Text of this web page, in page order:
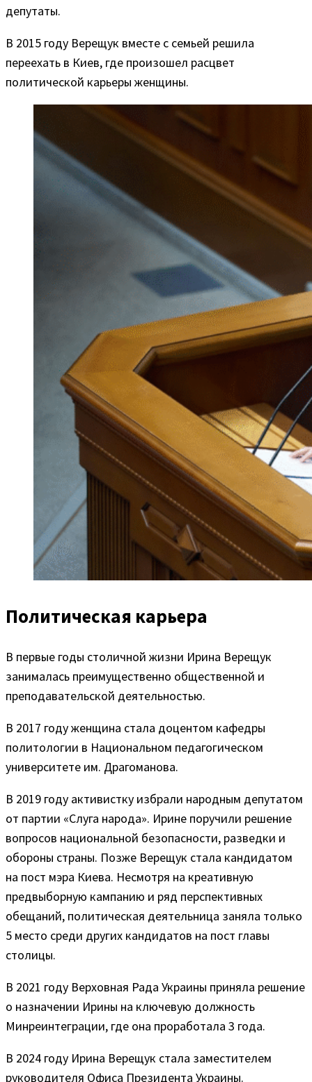
депутаты.
В 2015 году Верещук вместе с семьей решила
переехать в Киев, где произошел расцвет
политической карьеры женщины.
Политическая карьера
В первые годы столичной жизни Ирина Верещук
занималась преимущественно общественной и
преподавательской деятельностью.
В 2017 году женщина стала доцентом кафедры
политологии в Национальном педагогическом
университете им. Драгоманова.
В 2019 году активистку избрали народным депутатом
от партии «Слуга народа». Ирине поручили решение
вопросов национальной безопасности, разведки и
обороны страны. Позже Верещук стала кандидатом
на пост мэра Киева. Несмотря на креативную
предвыборную кампанию и ряд перспективных
обещаний, политическая деятельница заняла только
5 место среди других кандидатов на пост главы
столицы.
В 2021 году Верховная Рада Украины приняла решение
о назначении Ирины на ключевую должность
Минреинтеграции, где она проработала 3 года.
В 2024 году Ирина Верещук стала заместителем
руководителя Офиса Президента Украины.